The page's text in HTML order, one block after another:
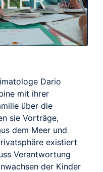
Dario
mit ihrer
über die
sie Vorträge,
dem Meer und
existiert
Verantwortung
der Kinder